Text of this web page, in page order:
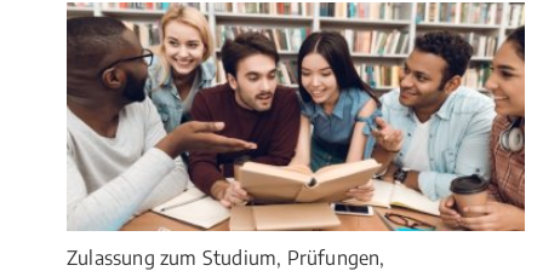
Zulassung zum Studium, Prüfungen,